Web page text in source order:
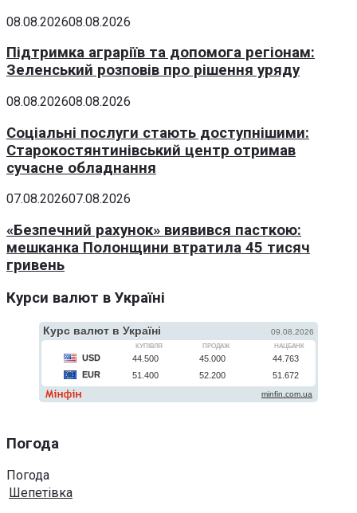
08.08.202608.08.2026
Підтримка аграріїв та допомога регіонам:
Зеленський розповів про рішення уряду
08.08.202608.08.2026
Соціальні послуги стають доступнішими:
Старокостянтинівський центр отримав
сучасне обладнання
07.08.202607.08.2026
«Безпечний рахунок» виявився пасткою:
мешканка Полонщини втратила 45 тисяч
гривень
Курси валют в Україні
Погода
Погода
Шепетівка